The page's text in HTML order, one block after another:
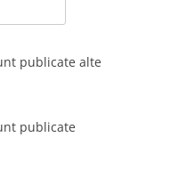
publicate alte
publicate